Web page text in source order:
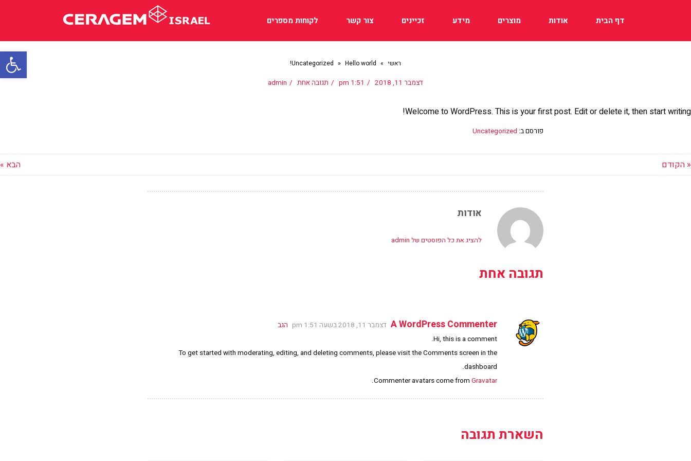
פתח
דף הבית אודות מוצרים מידע זכיינים צור קשר לקוחות מספרים
ראשי »
Uncategorized » Hello world!
דצמבר 11, 2018 1:51 pm תגובה אחת admin
Welcome to WordPress. This is your first post. Edit or delete it, then start writing!
פורסם ב: Uncategorized
« הקודם הבא »
אודות
להציג את כל הפוסטים של admin
תגובה אחת
A WordPress Commenter דצמבר 11, 2018 בשעה 1:51 pm
הגב
Hi, this is a comment.
To get started with moderating, editing, and deleting comments, please visit the Comments screen in the
dashboard.
Commenter avatars come from Gravatar
.
השארת תגובה